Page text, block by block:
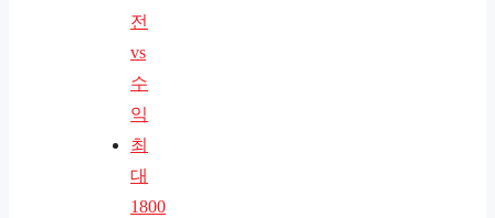
전
vs
수
익
최
대
1800